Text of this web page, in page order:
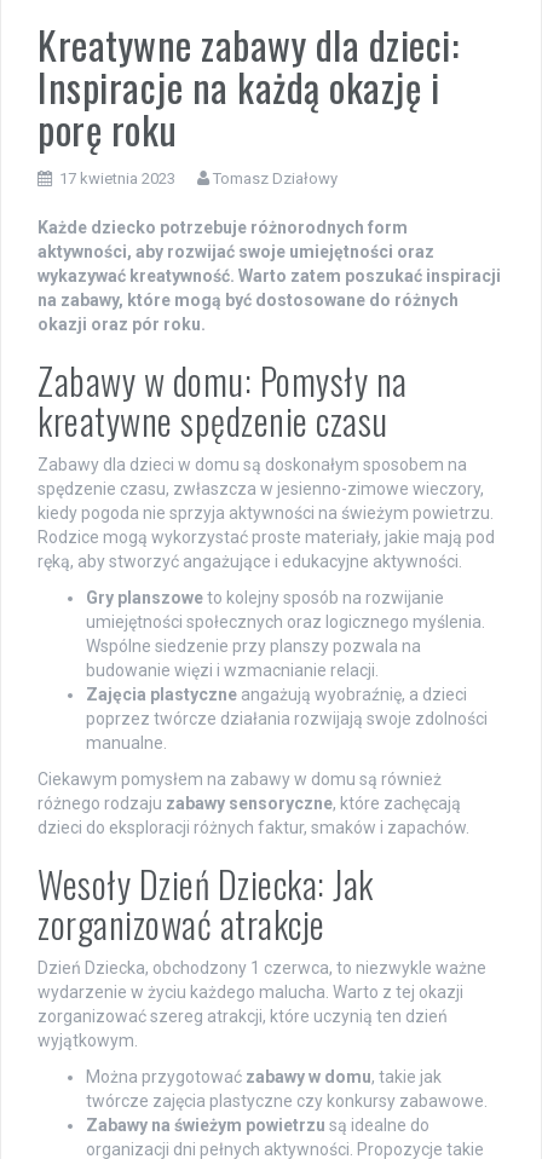
Kreatywne zabawy dla dzieci:
Inspiracje na każdą okazję i
porę roku
17 kwietnia 2023 Tomasz Działowy
Każde dziecko potrzebuje różnorodnych form
aktywności, aby rozwijać swoje umiejętności oraz
wykazywać kreatywność. Warto zatem poszukać inspiracji
na zabawy, które mogą być dostosowane do różnych
okazji oraz pór roku.
Zabawy w domu: Pomysły na
kreatywne spędzenie czasu
Zabawy dla dzieci w domu są doskonałym sposobem na
spędzenie czasu, zwłaszcza w jesienno-zimowe wieczory,
kiedy pogoda nie sprzyja aktywności na świeżym powietrzu.
Rodzice mogą wykorzystać proste materiały, jakie mają pod
ręką, aby stworzyć angażujące i edukacyjne aktywności.
Gry planszoweto kolejny sposób na rozwijanie
umiejętności społecznych oraz logicznego myślenia.
Wspólne siedzenie przy planszy pozwala na
budowanie więzi i wzmacnianie relacji.
Zajęcia plastyczne angażują wyobraźnię, a dzieci
poprzez twórcze działania rozwijają swoje zdolności
manualne.
Ciekawym pomysłem na zabawy w domu są również
różnego rodzaju zabawy sensoryczne, które zachęcają
dzieci do eksploracji różnych faktur, smaków i zapachów.
Wesoły Dzień Dziecka: Jak
zorganizować atrakcje
Dzień Dziecka, obchodzony 1 czerwca, to niezwykle ważne
wydarzenie w życiu każdego malucha. Warto z tej okazji
zorganizować szereg atrakcji, które uczynią ten dzień
wyjątkowym.
Można przygotować zabawy w domu, takie jak
twórcze zajęcia plastyczne czy konkursy zabawowe.
Zabawy na świeżym powietrzu są idealne do
organizacji dni pełnych aktywności. Propozycje takie